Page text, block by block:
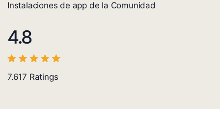
Instalaciones de app de la Comunidad
4.8
7.617 Ratings